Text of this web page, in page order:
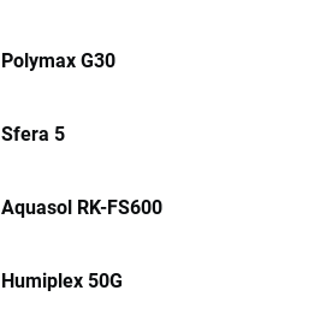
Polymax G30
Sfera 5
Aquasol RK-FS600
Humiplex 50G